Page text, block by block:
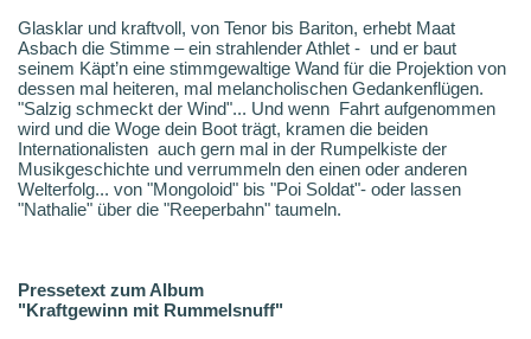
Glasklar und kraftvoll, von Tenor bis Bariton, erhebt Maat
Asbach die Stimme – ein strahlender Athlet - und er baut
seinem Käpt’n eine stimmgewaltige Wand für die Projektion von
dessen mal heiteren, mal melancholischen Gedankenflügen.
"Salzig schmeckt der Wind"... Und wenn Fahrt aufgenommen
wird und die Woge dein Boot trägt, kramen die beiden
Internationalisten auch gern mal in der Rumpelkiste der
Musikgeschichte und verrummeln den einen oder anderen
Welterfolg... von "Mongoloid" bis "Poi Soldat"- oder lassen
"Nathalie" über die "Reeperbahn" taumeln.
Pressetext zum Album
"Kraftgewinn mit Rummelsnuff"